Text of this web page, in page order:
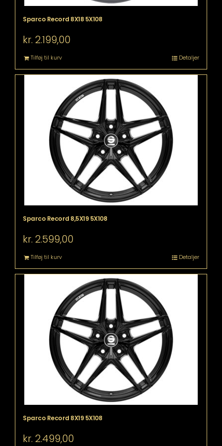
Sparco Record 8X18 5X108
kr. 2.199,00
Tilføj til kurv Detaljer
Sparco Record 8,5X19 5X108
kr. 2.599,00
Tilføj til kurv Detaljer
Sparco Record 8X19 5X108
kr. 2.499,00